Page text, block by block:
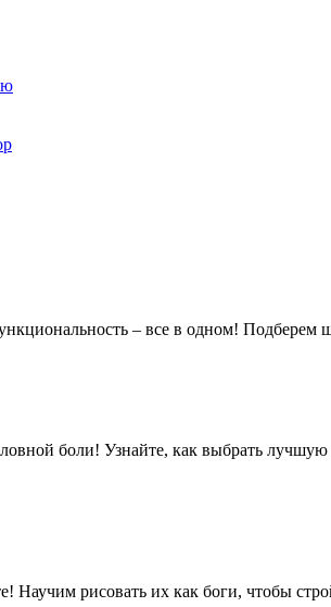
– все в одном! Подберем
боли! Узнайте, как выбрать
Научим рисовать их как боги, чтобы